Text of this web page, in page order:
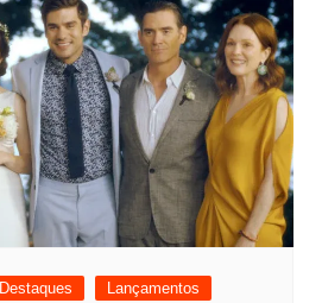
Destaques Lançamentos